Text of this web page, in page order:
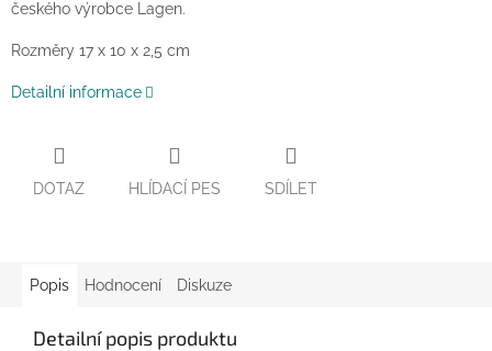
českého výrobce Lagen.
Rozměry 17 x 10 x 2,5 cm
Detailní informace
DOTAZ HLÍDACÍ PES SDÍLET
Popis Hodnocení Diskuze
Detailní popis produktu